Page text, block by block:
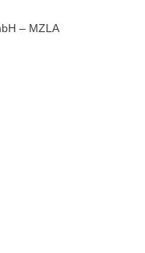
– MZLA